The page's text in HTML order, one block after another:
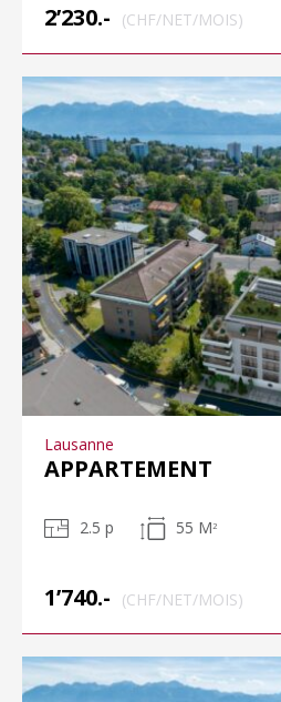
2’230.- (CHF/NET/MOIS)
Lausanne
APPARTEMENT
2.5 p 55 M 2
1’740.- (CHF/NET/MOIS)